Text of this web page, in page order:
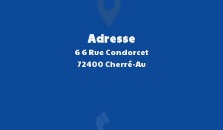
Adresse
6 6 Rue Condorcet
72400 Cherré-Au